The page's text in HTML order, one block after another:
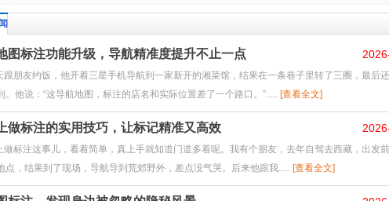
图标注功能升级，导航精准度提升不止一点
跟朋友约饭，他开着三星手机导航到一家新开的湘菜馆，结果在一条巷子里转了三圈，最后
。他说：“这导航地图，标注的店名和实际位置差了一个路口。”..... [查看全文]
做标注的实用技巧，让标记精准又高效
做标注这事儿，看着简单，真上手就知道门道多着呢。我有个朋友，去年自驾去西藏，出发
点，结果到了现场，导航导到荒郊野外，差点没气哭。后来他跟我..... [查看全文]